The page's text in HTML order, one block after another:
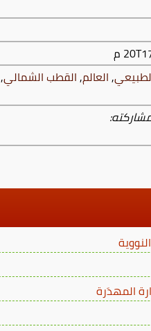
,العالم,القطب الشمالي,
المهدَرة